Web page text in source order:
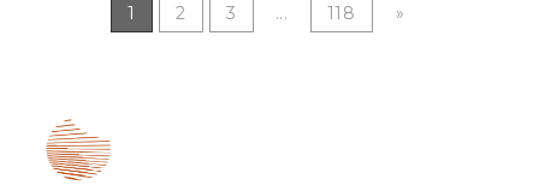
1 2 3 ... 118 »